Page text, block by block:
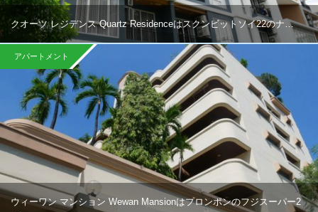
クオーツ レジデンス Quartz Residenceはスクンビットソイ22のナ…
アパートメント
ウィーワン マンション Wewan Mansionはプロンポンのフジスーパー2